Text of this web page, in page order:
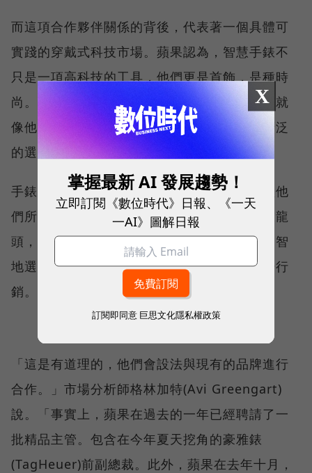
而這項合作夥伴關係的背後，代表著一個具體可
實踐的穿戴式科技市場。蘋果認為，智慧手錶不
只是一項高科技的工具，他們更是首飾，是種時
尚。消費者在購買手錶，包括智慧手錶在內，就
像他們購買鞋子或衣服，他們希望能夠進行廣泛
的選擇，以找到符合自己的個人風格產品。
手錶也具有地位象徵的功能，人們會經常購買他
們所負擔得起的商品。而蘋果，作為一個科技龍
頭，當然不具有時尚的相關經驗，因此它很明智
地選擇與相關合作夥伴建立市場，以進行市場行
銷。
「這是有道理的，他們會設法與現有的品牌進行
合作。」市場分析師格林加特(Avi Greengart)
說。「事實上，蘋果在過去的一年已經聘請了一
批精品主管。包含在今年夏天挖角的豪雅錶
(TagHeuer)前副總裁。此外，蘋果在去年十月，
X
掌握最新 AI 發展趨勢！
立即訂閱《數位時代》日報、《一天
一AI》圖解日報
訂閱即同意 巨思文化隱私權政策